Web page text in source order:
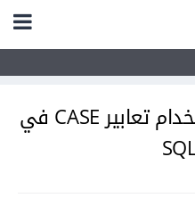
كيفية استخدام تعابير CASE في